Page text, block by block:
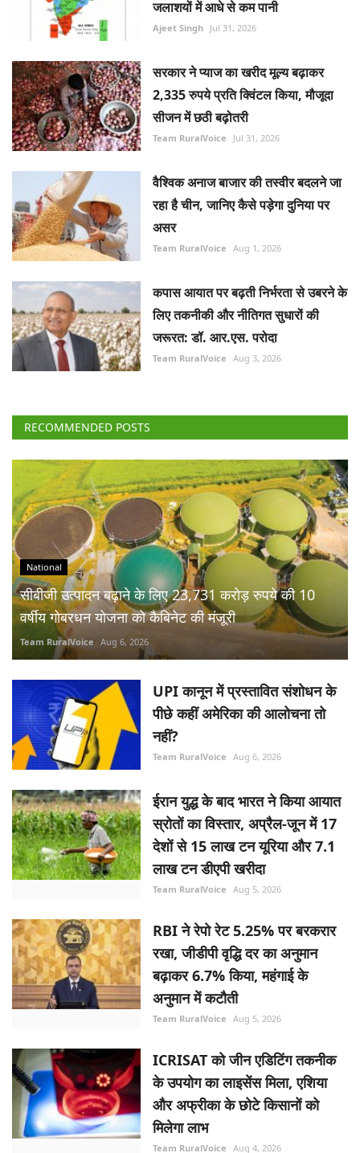
जलाशयों में आधे से कम पानी
Ajeet Singh Jul 31, 2026
सरकार ने प्याज का खरीद मूल्य बढ़ाकर
2,335 रुपये प्रति क्विंटल किया, मौजूदा
सीजन में छठी बढ़ोतरी
Team RuralVoice Jul 31, 2026
वैश्विक अनाज बाजार की तस्वीर बदलने जा
रहा है चीन, जानिए कैसे पड़ेगा दुनिया पर
असर
Team RuralVoice Aug 1, 2026
कपास आयात पर बढ़ती निर्भरता से उबरने के
लिए तकनीकी और नीतिगत सुधारों की
जरूरत: डॉ. आर.एस. परोदा
Team RuralVoice Aug 3, 2026
RECOMMENDED POSTS
National
सीबीजी उत्पादन बढ़ाने के लिए 23,731 करोड़ रुपये की 10
वर्षीय गोबरधन योजना को कैबिनेट की मंजूरी
Team RuralVoice Aug 6, 2026
UPI कानून में प्रस्तावित संशोधन के
पीछे कहीं अमेरिका की आलोचना तो
नहीं?
Team RuralVoice Aug 6, 2026
ईरान युद्ध के बाद भारत ने किया आयात
स्रोतों का विस्तार, अप्रैल-जून में 17
देशों से 15 लाख टन यूरिया और 7.1
लाख टन डीएपी खरीदा
Team RuralVoice Aug 5, 2026
RBI ने रेपो रेट 5.25% पर बरकरार
रखा, जीडीपी वृद्धि दर का अनुमान
बढ़ाकर 6.7% किया, महंगाई के
अनुमान में कटौती
Team RuralVoice Aug 5, 2026
ICRISAT को जीन एडिटिंग तकनीक
के उपयोग का लाइसेंस मिला, एशिया
और अफ्रीका के छोटे किसानों को
मिलेगा लाभ
Team RuralVoice Aug 4, 2026